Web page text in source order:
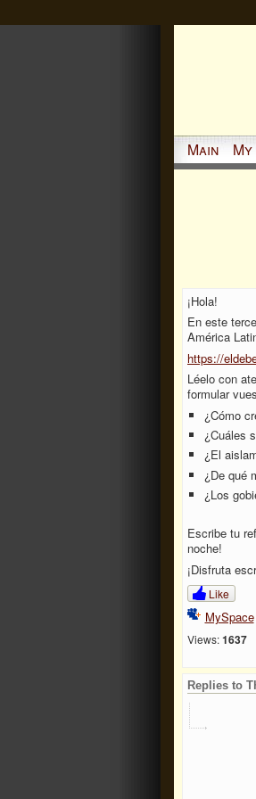
Main
¡Hola!
En este
América
https://
Léelo con
formular
¿Cómo
¿Cuáles
¿El
¿De qué
¿Los
Escribe tu
noche!
¡Disfruta
Like
MySpace
Views: 1637
Replies to